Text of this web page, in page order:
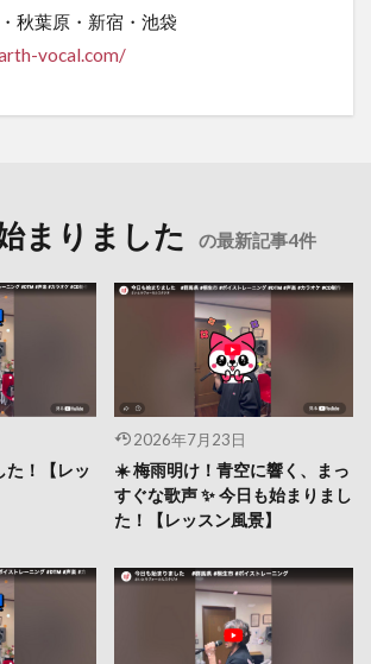
秋葉原・新宿・池袋
vocal.com/
まりました の最新記事4件
た！【レッ
2026年7月23日
☀️ 梅雨明け！青空に響く、まっ
すぐな歌声 ✨ 今日も始まりまし
た！【レッスン風景】